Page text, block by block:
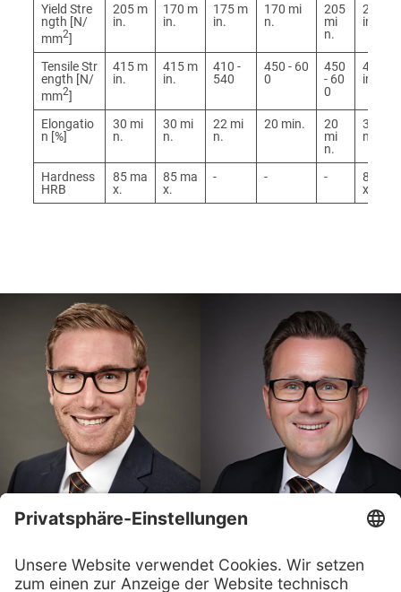
Yield Stre
ngth [N/
mm2]
205 m
in.
170 m
in.
175 m
in.
170 mi
n.
205
mi
n.
205 m
in.
Tensile Str
ength [N/
mm2]
415 m
in.
415 m
in.
410 -
540
450 - 60
0
450
- 60
0
415 m
in.
Elongatio
n [%]
30 mi
n.
30 mi
n.
22 mi
n.
20 min.
20
mi
n.
30 mi
n.
Hardness
HRB
85 ma
x.
85 ma
x.
- - -
89 ma
x.